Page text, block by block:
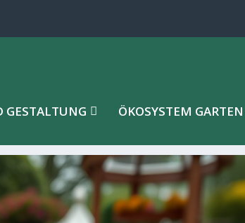
GESTALTUNG ÖKOSYSTEM GARTEN